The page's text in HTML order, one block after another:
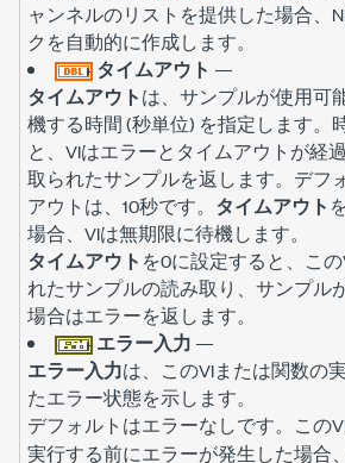
ャンネルのリストを提供した場合、
クを自動的に作成します。
タイムアウト —
タイムアウトは、サンプルが使用可
機する時間 (秒単位) を指定します。
と、VIはエラーとタイムアウトが経
取られたサンプルを返します。デフ
アウトは、10秒です。 タイムアウト
場合、VIは無期限に待機します。
タイムアウト を0に設定すると、こ
れたサンプルの読み取り、サンプル
場合はエラーを返します。
エラー入力 —
エラー入力は、このVIまたは関数の
たエラー状態を示します。
デフォルトはエラーなしです。この
実行する前にエラーが発生した場合